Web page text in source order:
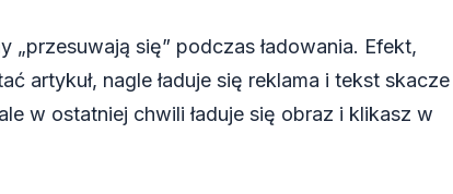
„przesuwają się” podczas ładowania. Efekt,
artykuł, nagle ładuje się reklama i tekst skacze
w ostatniej chwili ładuje się obraz i klikasz w